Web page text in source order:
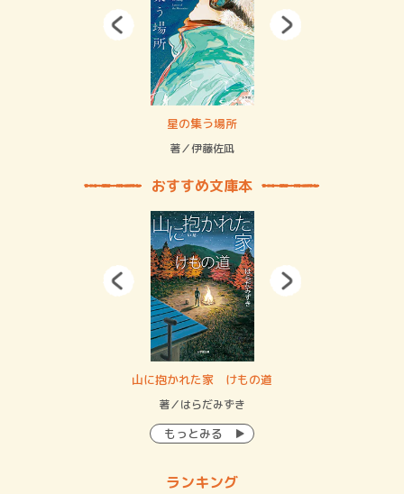
星の集う場所
著／伊藤佐凪
おすすめ文庫本
山に抱かれた家 けもの道
著／はらだみずき
もっとみる
ランキング